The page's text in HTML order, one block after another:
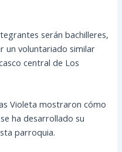
serán bachilleres,
un voluntariado similar
central de Los
Violeta mostraron cómo
ha desarrollado su
parroquia.